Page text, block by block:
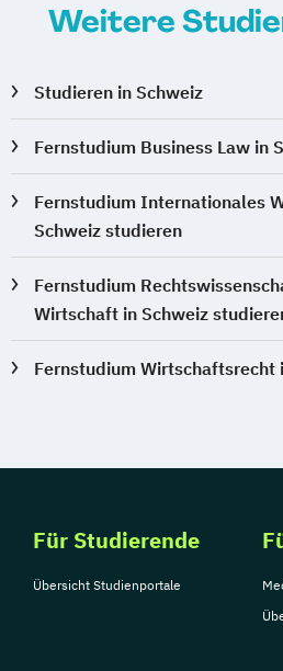
Weitere
Studieren in Schweiz
Fernstudium Business Law in
Fernstudium Internationales
Schweiz studieren
Fernstudium
Wirtschaft in Schweiz
Fernstudium Wirtschaftsrecht
Für Studierende
Übersicht Studienportale